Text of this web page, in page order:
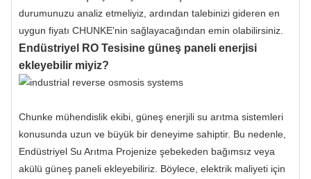
durumunuzu analiz etmeliyiz, ardından talebinizi gideren en
uygun fiyatı CHUNKE'nin sağlayacağından emin olabilirsiniz.
Endüstriyel RO Tesisine güneş paneli enerjisi
ekleyebilir miyiz?
Chunke mühendislik ekibi, güneş enerjili su arıtma sistemleri
konusunda uzun ve büyük bir deneyime sahiptir. Bu nedenle,
Endüstriyel Su Arıtma Projenize şebekeden bağımsız veya
akülü güneş paneli ekleyebiliriz. Böylece, elektrik maliyeti için